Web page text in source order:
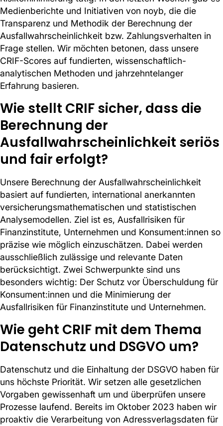
Medienberichte und Initiativen von noyb, die die
Transparenz und Methodik der Berechnung der
Ausfallwahrscheinlichkeit bzw. Zahlungsverhalten in
Frage stellen. Wir möchten betonen, dass unsere
CRIF-Scores auf fundierten, wissenschaftlich-
analytischen Methoden und jahrzehntelanger
Erfahrung basieren.
Wie stellt CRIF sicher, dass die
Berechnung der
Ausfallwahrscheinlichkeit seriös
und fair erfolgt?
Unsere Berechnung der Ausfallwahrscheinlichkeit
basiert auf fundierten, international anerkannten
versicherungsmathematischen und statistischen
Analysemodellen. Ziel ist es, Ausfallrisiken für
Finanzinstitute, Unternehmen und Konsument:innen so
präzise wie möglich einzuschätzen. Dabei werden
ausschließlich zulässige und relevante Daten
berücksichtigt. Zwei Schwerpunkte sind uns
besonders wichtig: Der Schutz vor Überschuldung für
Konsument:innen und die Minimierung der
Ausfallrisiken für Finanzinstitute und Unternehmen.
Wie geht CRIF mit dem Thema
Datenschutz und DSGVO um?
Datenschutz und die Einhaltung der DSGVO haben für
uns höchste Priorität. Wir setzen alle gesetzlichen
Vorgaben gewissenhaft um und überprüfen unsere
Prozesse laufend. Bereits im Oktober 2023 haben wir
proaktiv die Verarbeitung von Adressverlagsdaten für